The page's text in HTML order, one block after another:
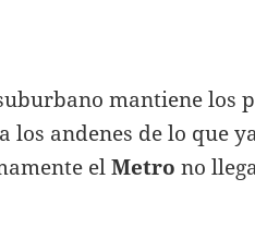
mantiene los
los andenes de lo que
elMetro no